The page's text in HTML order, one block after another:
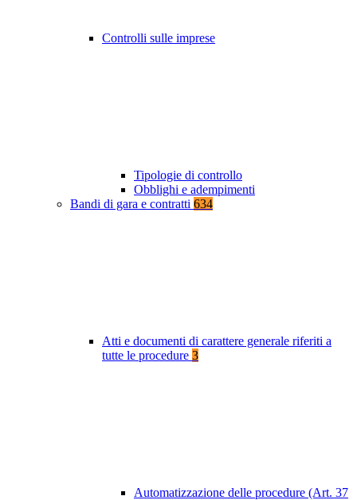
Controlli sulle imprese
Tipologie di controllo
Obblighi e adempimenti
Bandi di gara e contratti 634
Atti e documenti di carattere generale riferiti a
tutte le procedure 3
Automatizzazione delle procedure (Art. 37